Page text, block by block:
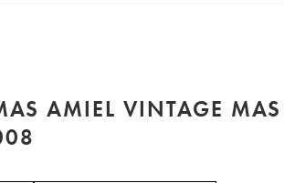
AMIEL VINTAGE MAS